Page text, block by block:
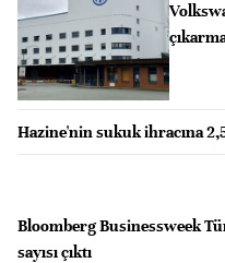
Hazine'nin sukuk ihracına
Bloomberg Businessweek
sayısı çıktı